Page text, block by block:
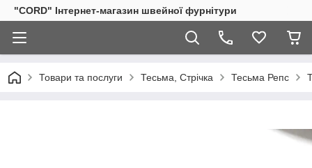
"CORD" Інтернет-магазин швейної фурнітури
Товари та послуги Тесьма, Стрічка Тесьма Репс